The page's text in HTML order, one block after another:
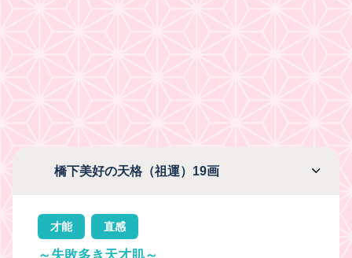
橋下美好の天格（祖運）19画
才能 直感
～失敗多き天才肌～